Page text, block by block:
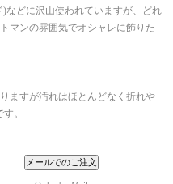
などに沢山使われていますが、どれ
マンの雰囲気でオシャレに飾りた
ますが汚れはほとんどなく折れや
。